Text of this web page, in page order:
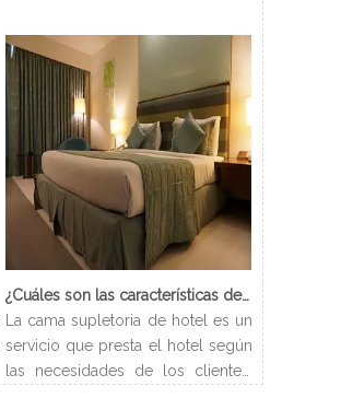
¿Cuáles son las características de Hotel Cama Supletoria?
La cama supletoria de hotel es un
servicio que presta el hotel según
las necesidades de los clientes.